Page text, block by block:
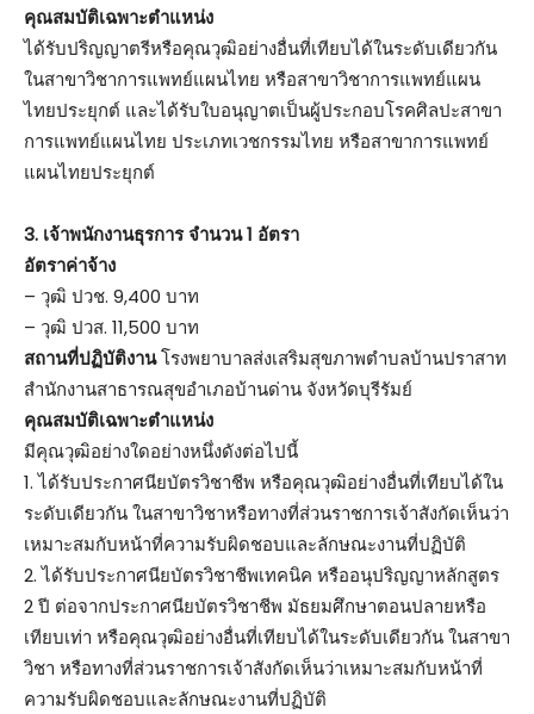
คุณสมบัติเฉพาะตำแหน่ง
ได้รับปริญญาตรีหรือคุณวุฒิอย่างอื่นที่เทียบได้ในระดับเดียวกัน
ในสาขาวิชาการแพทย์แผนไทย หรือสาขาวิชาการแพทย์แผน
ไทยประยุกต์ และได้รับใบอนุญาตเป็นผู้ประกอบโรคศิลปะสาขา
การแพทย์แผนไทย ประเภทเวชกรรมไทย หรือสาขาการแพทย์
แผนไทยประยุกต์
3. เจ้าพนักงานธุรการ จำนวน 1 อัตรา
อัตราค่าจ้าง
– วุฒิ ปวช. 9,400 บาท
– วุฒิ ปวส. 11,500 บาท
สถานที่ปฏิบัติงานโรงพยาบาลส่งเสริมสุขภาพตำบลบ้านปราสาท
สำนักงานสาธารณสุขอำเภอบ้านด่าน จังหวัดบุรีรัมย์
คุณสมบัติเฉพาะตำแหน่ง
มีคุณวุฒิอย่างใดอย่างหนึ่งดังต่อไปนี้
1. ได้รับประกาศนียบัตรวิชาชีพ หรือคุณวุฒิอย่างอื่นที่เทียบได้ใน
ระดับเดียวกัน ในสาขาวิชาหรือทางที่ส่วนราชการเจ้าสังกัดเห็นว่า
เหมาะสมกับหน้าที่ความรับผิดชอบและลักษณะงานที่ปฏิบัติ
2. ได้รับประกาศนียบัตรวิชาชีพเทคนิค หรืออนุปริญญาหลักสูตร
2 ปี ต่อจากประกาศนียบัตรวิชาชีพ มัธยมศึกษาตอนปลายหรือ
เทียบเท่า หรือคุณวุฒิอย่างอื่นที่เทียบได้ในระดับเดียวกัน ในสาขา
วิชา หรือทางที่ส่วนราชการเจ้าสังกัดเห็นว่าเหมาะสมกับหน้าที่
ความรับผิดชอบและลักษณะงานที่ปฏิบัติ